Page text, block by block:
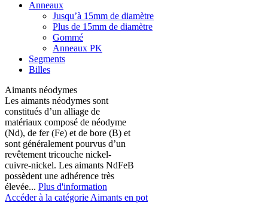
Anneaux
Jusqu’à 15mm de diamètre
Plus de 15mm de diamètre
Gommé
Anneaux PK
Segments
Billes
Aimants néodymes
Les aimants néodymes sont
constitués d’un alliage de
matériaux composé de néodyme
(Nd), de fer (Fe) et de bore (B) et
sont généralement pourvus d’un
revêtement tricouche nickel-
cuivre-nickel. Les aimants NdFeB
possèdent une adhérence très
élevée... Plus d'information
Accéder à la catégorie Aimants en pot